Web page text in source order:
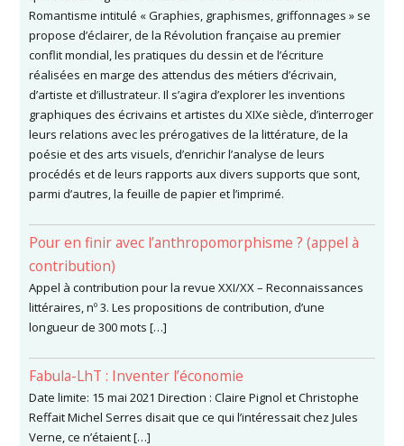
Romantisme intitulé « Graphies, graphismes, griffonnages » se
propose d’éclairer, de la Révolution française au premier
conflit mondial, les pratiques du dessin et de l’écriture
réalisées en marge des attendus des métiers d’écrivain,
d’artiste et d’illustrateur. Il s’agira d’explorer les inventions
graphiques des écrivains et artistes du XIXe siècle, d’interroger
leurs relations avec les prérogatives de la littérature, de la
poésie et des arts visuels, d’enrichir l’analyse de leurs
procédés et de leurs rapports aux divers supports que sont,
parmi d’autres, la feuille de papier et l’imprimé.
Pour en finir avec l’anthropomorphisme ? (appel à
contribution)
Appel à contribution pour la revue XXI/XX – Reconnaissances
littéraires, nº 3. Les propositions de contribution, d’une
longueur de 300 mots […]
Fabula-LhT : Inventer l’économie
Date limite: 15 mai 2021 Direction : Claire Pignol et Christophe
Reffait Michel Serres disait que ce qui l’intéressait chez Jules
Verne, ce n’étaient […]